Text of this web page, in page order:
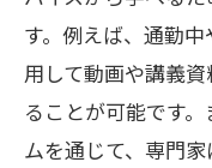
技術向上
実践的な
セラピス
成功事例
す。例えば、通勤
用して動画や講義
ることが可能です
ムを通じて、専門